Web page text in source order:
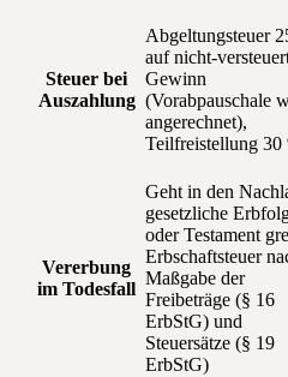
Steuer bei
Auszahlung
Abgeltungsteuer
auf nicht-
Gewinn
(Vorabpauschale
angerechnet),
Teilfreistellung 30
Vererbung
im Todesfall
Geht in den
gesetzliche
oder Testament
Erbschaftsteuer
Maßgabe der
Freibeträge (§ 16
ErbStG) und
Steuersätze (§ 19
ErbStG)